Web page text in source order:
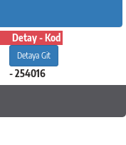
Detay - Kod
Detaya Git
- 254016